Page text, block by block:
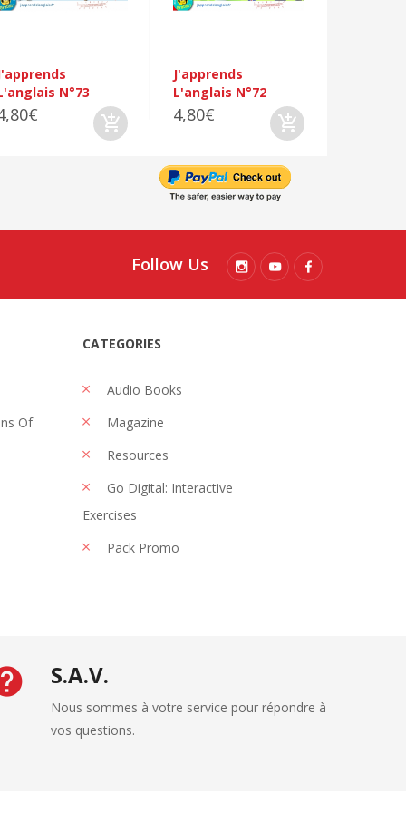
N°73
J'apprends
L'anglais N°72
4,80€
Follow Us
Of
CATEGORIES
Audio Books
Magazine
Resources
Go Digital: Interactive
Exercises
Pack Promo
S.A.V.
Nous sommes à votre service pour répondre à
vos questions.